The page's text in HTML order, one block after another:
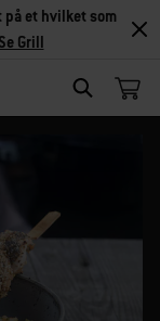
SEARCH
på et hvilket som
Se Grill